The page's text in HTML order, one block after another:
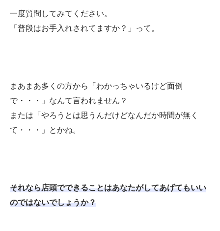
一度質問してみてください。
「普段はお手入れされてますか？」って。
まあまあ多くの方から「わかっちゃいるけど面倒
で・・・」なんて言われません？
または「やろうとは思うんだけどなんだか時間が無く
て・・・」とかね。
それなら店頭でできることはあなたがしてあげてもいい
のではないでしょうか？